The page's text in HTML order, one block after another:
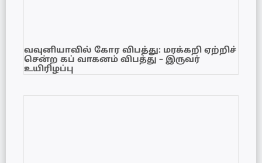
வவுனியாவில் கோர விபத்து: மரக்கறி ஏற்றிச்
சென்ற கப் வாகனம் விபத்து – இருவர்
உயிரிழப்பு